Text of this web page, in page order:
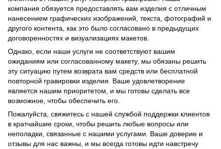
компания обязуется предоставлять вам изделия с отличным
нанесением графических изображений, текста, фотографий и
другого контента, как это было согласовано в предыдущих
договоренностях и визуализациях макетов.
Однако, если наши услуги не соответствуют вашим
ожиданиям или согласованному макету, мы обязаны решить
эту ситуацию путем возврата вам средств или бесплатной
повторной гравировки изделия. Ваше удовлетворение
является нашим приоритетом, и мы готовы сделать все
возможное, чтобы обеспечить его.
Пожалуйста, свяжитесь с нашей службой поддержки клиентов
в кратчайшие сроки, чтобы решить любые вопросы или
неполадки, связанные с нашими услугами. Ваше доверие и
отзывы для нас важны, и мы всегда готовы идти навстречу